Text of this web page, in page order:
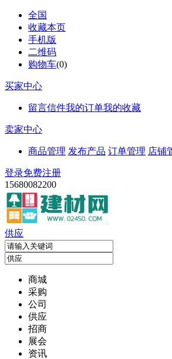
全国
收藏本页
手机版
二维码
购物车(0)
买家中心
留言信件我的订单我的收藏
卖家中心
商品管理 发布产品 订单管理 店铺
登录免费注册
15680082200
供应
商城
采购
公司
供应
招商
展会
资讯